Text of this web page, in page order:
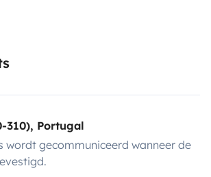
310), Portugal
wordt gecommuniceerd wanneer de